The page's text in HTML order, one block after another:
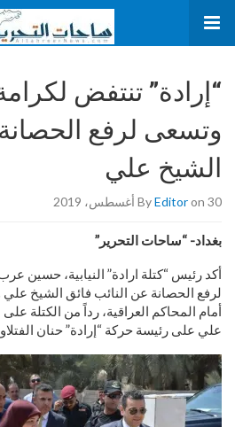
“إرادة” تنتفض
وتسعى لرفع
الشيخ علي
ByEditoron 30 أغسطس، 2019
بغداد- “ساحات التحرير”
أكد رئيس “كتلة ارادة” النيابية، حسين
لرفع الحصانة عن النائب فائق الشيخ
أمام المحاكم العراقية، رداً من الكتلة
علي على رئيسة حركة “إرادة” حنان